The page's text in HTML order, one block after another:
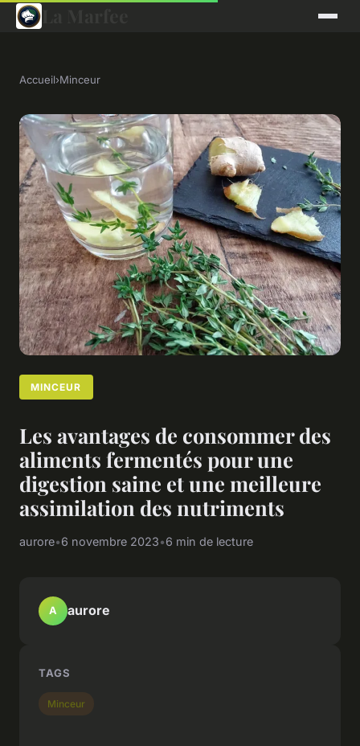
Accueil›Minceur
MINCEUR
Les avantages de consommer des
aliments fermentés pour une
digestion saine et une meilleure
assimilation des nutriments
aurore•6 novembre 2023•6 min de lecture
A aurore
TAGS
Minceur